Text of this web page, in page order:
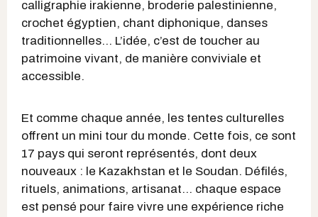
calligraphie irakienne, broderie palestinienne,
crochet égyptien, chant diphonique, danses
traditionnelles... L’idée, c’est de toucher au
patrimoine vivant, de manière conviviale et
accessible.
Et comme chaque année, les tentes culturelles
offrent un mini tour du monde. Cette fois, ce sont
17 pays qui seront représentés, dont deux
nouveaux : le Kazakhstan et le Soudan. Défilés,
rituels, animations, artisanat… chaque espace
est pensé pour faire vivre une expérience riche